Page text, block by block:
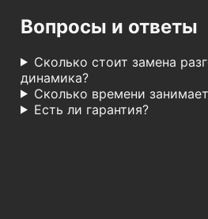
Вопросы и ответы
Сколько стоит замена
динамика?
Сколько времени
Есть ли гарантия?